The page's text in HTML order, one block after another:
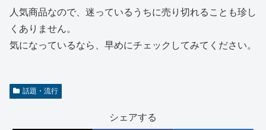
人気商品なので、迷っているうちに売り切れることも珍し
くありません。
気になっているなら、早めにチェックしてみてください。
話題・流行
シェアする